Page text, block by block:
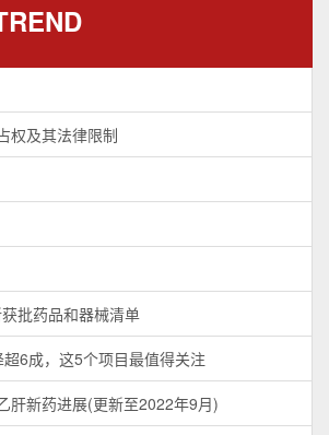
权及其法律限制
批药品和器械清单
6成，这5个项目最值得关注
肝新药进展(更新至2022年9月)